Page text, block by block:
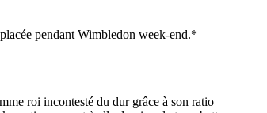
pendant Wimbledon week‑end.*
roi incontesté du dur grâce à son ratio